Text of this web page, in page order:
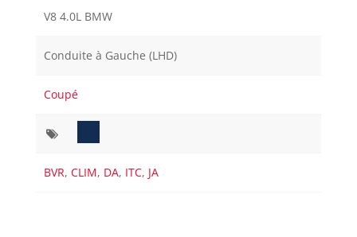
V8 4.0L BMW
Conduite à Gauche (LHD)
Coupé
BVR,CLIM, DA, ITC, JA